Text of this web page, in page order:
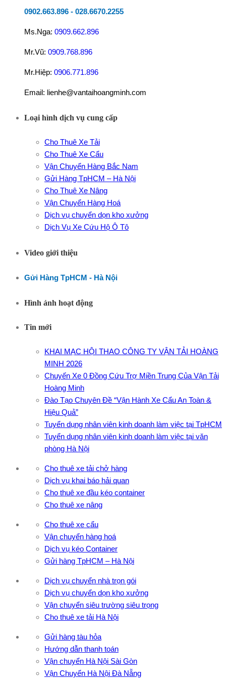
0902.663.896 - 028.6670.2255
Ms.Nga: 0909.662.896
Mr.Vũ: 0909.768.896
Mr.Hiệp: 0906.771.896
Email: lienhe@vantaihoangminh.com
Loại hình dịch vụ cung cấp
Cho Thuê Xe Tải
Cho Thuê Xe Cẩu
Vận Chuyển Hàng Bắc Nam
Gửi Hàng TpHCM – Hà Nội
Cho Thuê Xe Nâng
Vận Chuyển Hàng Hoá
Dịch vụ chuyển dọn kho xưởng
Dịch Vụ Xe Cứu Hộ Ô Tô
Video giới thiệu
Gửi Hàng TpHCM - Hà Nội
Hình ảnh hoạt động
Tin mới
KHAI MẠC HỘI THAO CÔNG TY VẬN TẢI HOÀNG
MINH 2026
Chuyến Xe 0 Đồng Cứu Trợ Miền Trung Của Vận Tải
Hoàng Minh
Đào Tạo Chuyên Đề “Vận Hành Xe Cẩu An Toàn &
Hiệu Quả”
Tuyển dụng nhân viên kinh doanh làm việc tại TpHCM
Tuyển dụng nhân viên kinh doanh làm việc tại văn
phòng Hà Nội
Cho thuê xe tải chở hàng
Dịch vụ khai báo hải quan
Cho thuê xe đầu kéo container
Cho thuê xe nâng
Cho thuê xe cẩu
Vận chuyển hàng hoá
Dịch vụ kéo Container
Gửi hàng TpHCM – Hà Nội
Dịch vụ chuyển nhà trọn gói
Dịch vụ chuyển dọn kho xưởng
Vận chuyển siêu trường siêu trọng
Cho thuê xe tải Hà Nội
Gửi hàng tàu hỏa
Hướng dẫn thanh toán
Vận chuyển Hà Nội Sài Gòn
Vận Chuyển Hà Nội Đà Nẵng